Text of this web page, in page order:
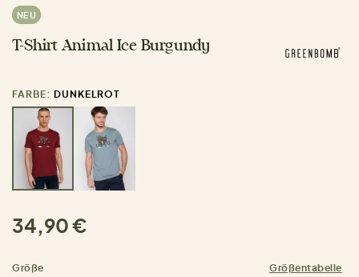
NEU
T-Shirt Animal Ice Burgundy
FARBE: DUNKELROT
34,90 €
Größe Größentabelle